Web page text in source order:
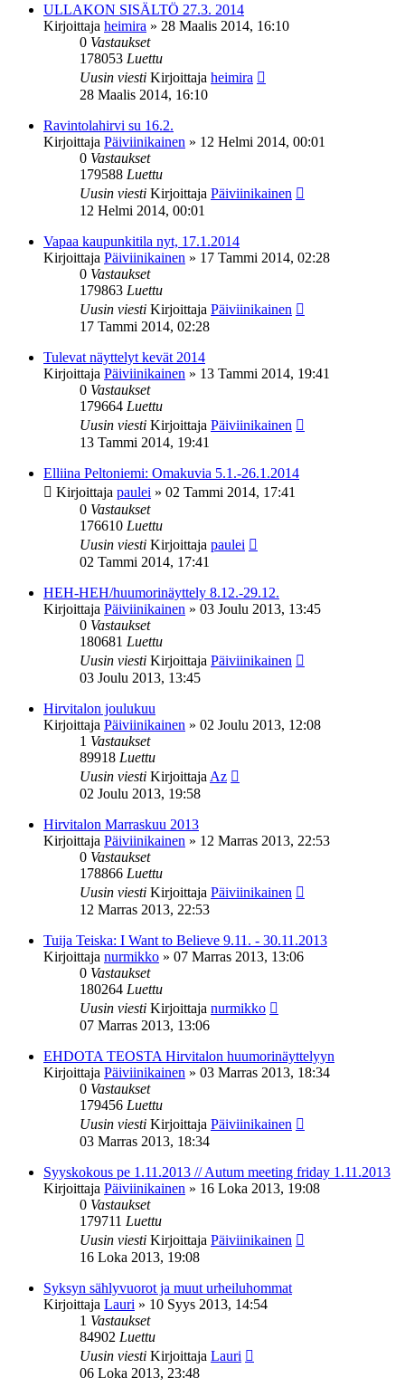
ULLAKON SISÄLTÖ 27.3. 2014
Kirjoittaja heimira » 28 Maalis 2014, 16:10
0 Vastaukset
178053 Luettu
Uusin viesti Kirjoittaja heimira
28 Maalis 2014, 16:10
Ravintolahirvi su 16.2.
Kirjoittaja Päiviinikainen » 12 Helmi 2014, 00:01
0 Vastaukset
179588 Luettu
Uusin viesti Kirjoittaja Päiviinikainen
12 Helmi 2014, 00:01
Vapaa kaupunkitila nyt, 17.1.2014
Kirjoittaja Päiviinikainen » 17 Tammi 2014, 02:28
0 Vastaukset
179863 Luettu
Uusin viesti Kirjoittaja Päiviinikainen
17 Tammi 2014, 02:28
Tulevat näyttelyt kevät 2014
Kirjoittaja Päiviinikainen » 13 Tammi 2014, 19:41
0 Vastaukset
179664 Luettu
Uusin viesti Kirjoittaja Päiviinikainen
13 Tammi 2014, 19:41
Elliina Peltoniemi: Omakuvia 5.1.-26.1.2014
Kirjoittaja paulei » 02 Tammi 2014, 17:41
0 Vastaukset
176610 Luettu
Uusin viesti Kirjoittaja paulei
02 Tammi 2014, 17:41
HEH-HEH/huumorinäyttely 8.12.-29.12.
Kirjoittaja Päiviinikainen » 03 Joulu 2013, 13:45
0 Vastaukset
180681 Luettu
Uusin viesti Kirjoittaja Päiviinikainen
03 Joulu 2013, 13:45
Hirvitalon joulukuu
Kirjoittaja Päiviinikainen » 02 Joulu 2013, 12:08
1 Vastaukset
89918 Luettu
Uusin viesti Kirjoittaja Az
02 Joulu 2013, 19:58
Hirvitalon Marraskuu 2013
Kirjoittaja Päiviinikainen » 12 Marras 2013, 22:53
0 Vastaukset
178866 Luettu
Uusin viesti Kirjoittaja Päiviinikainen
12 Marras 2013, 22:53
Tuija Teiska: I Want to Believe 9.11. - 30.11.2013
Kirjoittaja nurmikko » 07 Marras 2013, 13:06
0 Vastaukset
180264 Luettu
Uusin viesti Kirjoittaja nurmikko
07 Marras 2013, 13:06
EHDOTA TEOSTA Hirvitalon huumorinäyttelyyn
Kirjoittaja Päiviinikainen » 03 Marras 2013, 18:34
0 Vastaukset
179456 Luettu
Uusin viesti Kirjoittaja Päiviinikainen
03 Marras 2013, 18:34
Syyskokous pe 1.11.2013 // Autum meeting friday 1.11.2013
Kirjoittaja Päiviinikainen » 16 Loka 2013, 19:08
0 Vastaukset
179711 Luettu
Uusin viesti Kirjoittaja Päiviinikainen
16 Loka 2013, 19:08
Syksyn sählyvuorot ja muut urheiluhommat
Kirjoittaja Lauri » 10 Syys 2013, 14:54
1 Vastaukset
84902 Luettu
Uusin viesti Kirjoittaja Lauri
06 Loka 2013, 23:48